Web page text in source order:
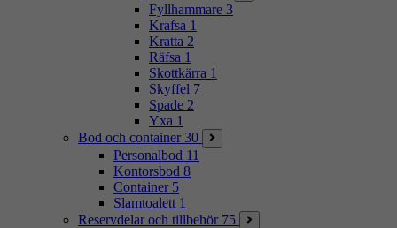
Fyllhammare 3
Krafsa 1
Kratta 2
Räfsa 1
Skottkärra 1
Skyffel 7
Spade 2
Yxa 1
Bod och container 30
Personalbod 11
Kontorsbod 8
Container 5
Slamtoalett 1
Reservdelar och tillbehör 75